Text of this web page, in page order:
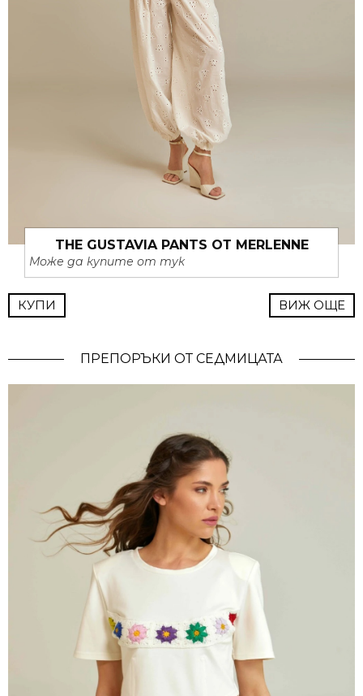
THE GUSTAVIA PANTS ОТ MERLENNE
Може да купите от тук
КУПИ ВИЖ ОЩЕ
ПРЕПОРЪКИ ОТ СЕДМИЦАТА